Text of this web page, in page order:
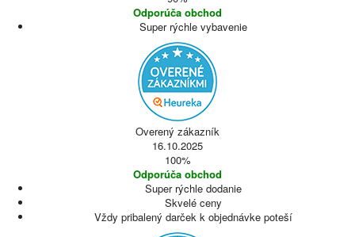
Odporúča obchod
Super rýchle vybavenie
Overený zákazník
16.10.2025
100%
Odporúča obchod
Super rýchle dodanie
Skvelé ceny
Vždy pribalený darček k objednávke poteší